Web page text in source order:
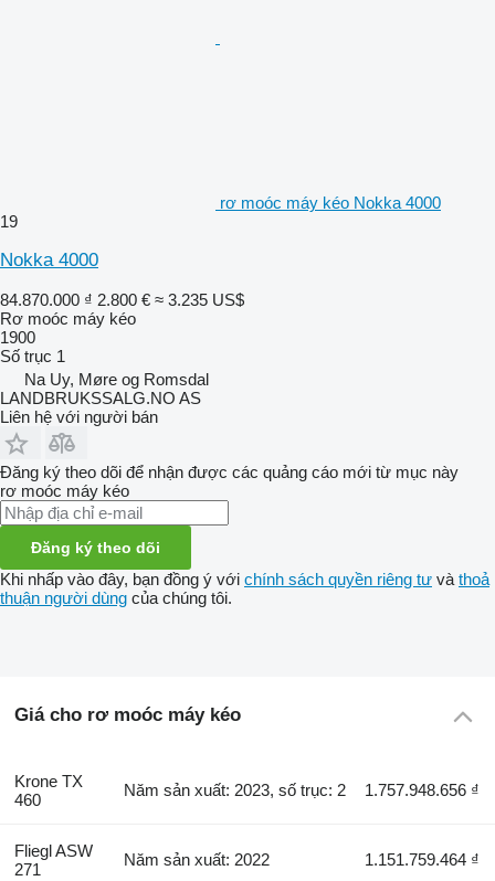
rơ moóc máy kéo Nokka 4000
19
Nokka 4000
84.870.000 ₫ 2.800 € ≈ 3.235 US$
Rơ moóc máy kéo
1900
Số trục 1
Na Uy, Møre og Romsdal
LANDBRUKSSALG.NO AS
Liên hệ với người bán
Đăng ký theo dõi để nhận được các quảng cáo mới từ mục này
rơ moóc máy kéo
Đăng ký theo dõi
Khi nhấp vào đây, bạn đồng ý với chính sách quyền riêng tư và thoả
thuận người dùng của chúng tôi.
Giá cho rơ moóc máy kéo
Krone TX
460
Năm sản xuất: 2023, số trục: 2 1.757.948.656 ₫
Fliegl ASW
271
Năm sản xuất: 2022 1.151.759.464 ₫